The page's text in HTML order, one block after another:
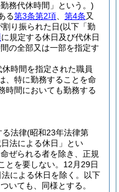
務代休時間」という。)
る第3条第2項 第4条又
り振られた日(以下「勤
に規定する休日及び代休日
の全部又は一部を指定す
時間を指定された職員
、特に勤務することを命
時間においても勤務する
る法律(昭和23年法律第
法による休日」とい
ぜられる者を除き、正規
を要しない。 12月29日
による休日を除く。以下
いても、同様とする。